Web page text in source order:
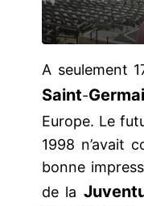
A seulement
Saint-
Europe. Le
1998 n’avait
bonne
de la